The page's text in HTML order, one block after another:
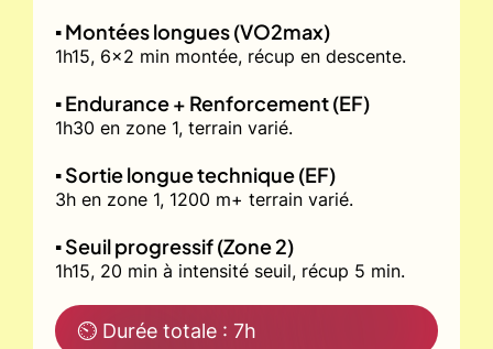
▪️ Montées longues (VO2max)
1h15, 6x2 min montée, récup en descente.
▪️ Endurance + Renforcement (EF)
1h30 en zone 1, terrain varié.
▪️ Sortie longue technique (EF)
3h en zone 1, 1200 m+ terrain varié.
▪️ Seuil progressif (Zone 2)
1h15, 20 min à intensité seuil, récup 5 min.
⏲ Durée totale : 7h